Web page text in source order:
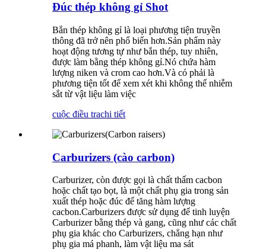
Đúc thép không gỉ Shot
Bắn thép không gỉ là loại phương tiện truyền
thông đã trở nên phổ biến hơn.Sản phẩm này
hoạt động tương tự như bắn thép, tuy nhiên,
được làm bằng thép không gỉ.Nó chứa hàm
lượng niken và crom cao hơn.Và có phải là
phương tiện tốt để xem xét khi không thể nhiễm
sắt từ vật liệu làm việc
cuộc điều trachi tiết
Carburizers (cào carbon)
Carburizer, còn được gọi là chất thấm cacbon
hoặc chất tạo bọt, là một chất phụ gia trong sản
xuất thép hoặc đúc để tăng hàm lượng
cacbon.Carburizers được sử dụng để tinh luyện
Carburizer bằng thép và gang, cũng như các chất
phụ gia khác cho Carburizers, chẳng hạn như
phụ gia má phanh, làm vật liệu ma sát